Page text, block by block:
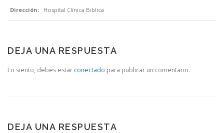
Dirección:
Hospital Clínica Biblica
DEJA UNA RESPUESTA
Lo siento, debes estar conectado para publicar un comentario.
DEJA UNA RESPUESTA